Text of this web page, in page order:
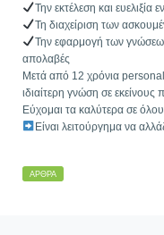
Την εκτέλεση και
Τη διαχείριση των
Την εφαρμογή των
απολαβές
Μετά από 12 χρόνια
ιδιαίτερη γνώση σε
Εύχομαι τα καλύτερα σε
Είναι λειτούργημα να
ΆΡΘΡΑ